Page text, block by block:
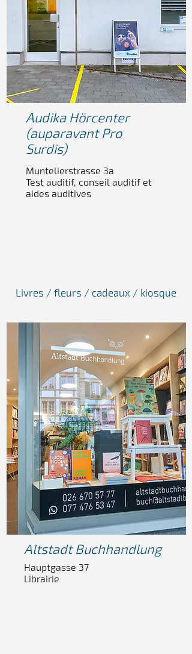
Audika Hörcenter
(auparavant Pro
Surdis)
Muntelierstrasse 3a
Test auditif, conseil auditif et
aides auditives
Livres / fleurs / cadeaux / kiosque
AltstadtBuchhandlung
Hauptgasse 37
Librairie